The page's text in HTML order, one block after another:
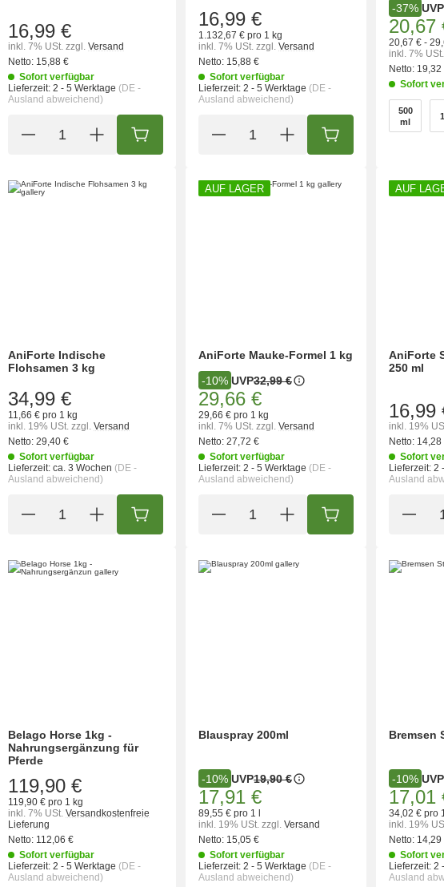
16,99 €
inkl. 7% USt. zzgl. Versand
Netto: 15,88 €
Sofort verfügbar
Lieferzeit: 2 - 5 Werktage (DE -
Ausland abweichend)
IN DEN WARENKORB
16,99 €
1.132,67 € pro 1 kg
inkl. 7% USt. zzgl. Versand
Netto: 15,88 €
Sofort verfügbar
Lieferzeit: 2 - 5 Werktage (DE -
Ausland abweichend)
IN DEN WARENKORB
-37% UVP
20,67
20,67 € -
inkl. 7% USt.
Netto: 19,32
Sofort
wählen
500
ml500 ml
AniForte Indische
Flohsamen 3 kg
34,99 €
11,66 € pro 1 kg
inkl. 19% USt. zzgl. Versand
Netto: 29,40 €
Sofort verfügbar
Lieferzeit: ca. 3 Wochen (DE -
Ausland abweichend)
IN DEN WARENKORB
AUF LAGER
AniForte Mauke-Formel 1 kg
-10% UVP32,99 €
29,66 €
29,66 € pro 1 kg
inkl. 7% USt. zzgl. Versand
Netto: 27,72 €
Sofort verfügbar
Lieferzeit: 2 - 5 Werktage (DE -
Ausland abweichend)
IN DEN WARENKORB
AUF
AniForte
250 ml
16,99
inkl. 19%
Netto: 14,28
Sofort
Lieferzeit: 2
Ausland
Belago Horse 1kg -
Nahrungsergänzung für
Pferde
119,90 €
119,90 € pro 1 kg
inkl. 7% USt. Versandkostenfreie
Lieferung
Netto: 112,06 €
Sofort verfügbar
Lieferzeit: 2 - 5 Werktage (DE -
Ausland abweichend)
Blauspray 200ml
-10% UVP19,90 €
17,91 €
89,55 € pro 1 l
inkl. 19% USt. zzgl. Versand
Netto: 15,05 €
Sofort verfügbar
Lieferzeit: 2 - 5 Werktage (DE -
Ausland abweichend)
Bremsen
-10% UVP
17,01
34,02 € pro 1
inkl. 19%
Netto: 14,29
Sofort
Lieferzeit: 2
Ausland